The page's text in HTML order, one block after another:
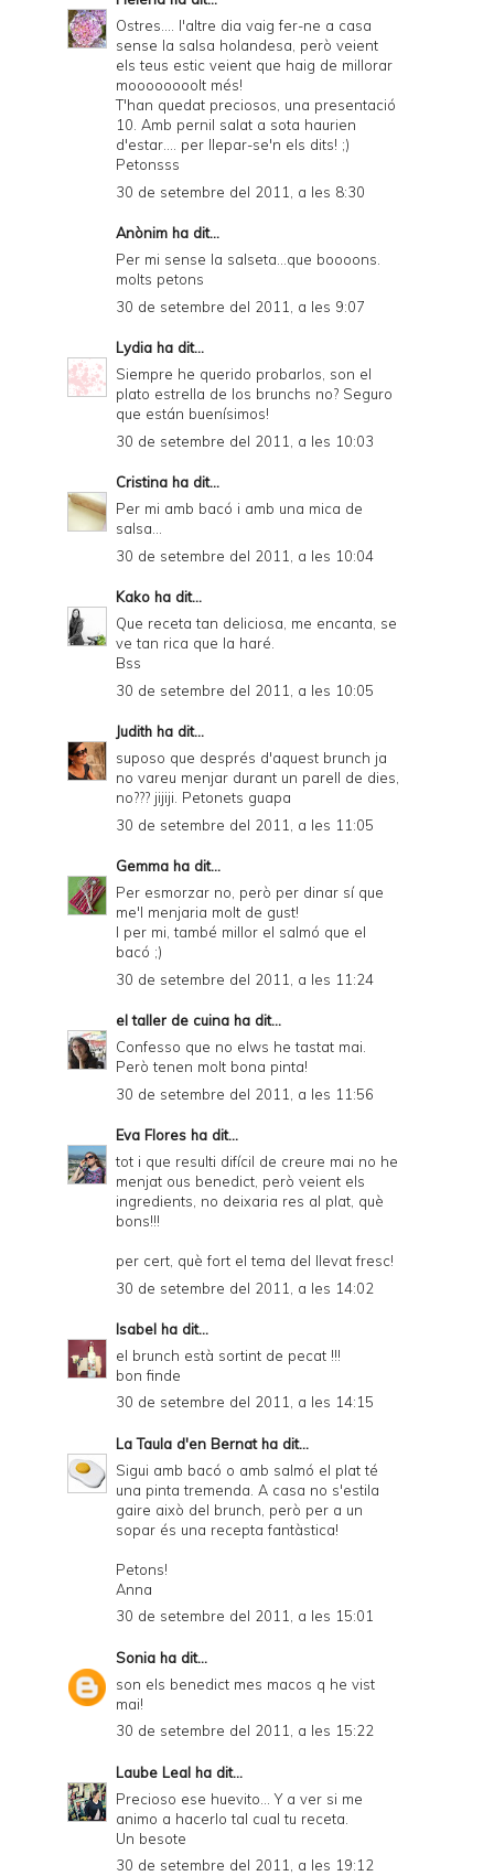
Ostres.... l'altre dia vaig fer-ne a casa
sense la salsa holandesa, però veient
els teus estic veient que haig de millorar
moooooooolt més!
T'han quedat preciosos, una presentació
10. Amb pernil salat a sota haurien
d'estar.... per llepar-se'n els dits! ;)
Petonsss
30 de setembre del 2011, a les 8:30
Anònim ha dit...
Per mi sense la salseta...que boooons.
molts petons
30 de setembre del 2011, a les 9:07
Lydia ha dit...
Siempre he querido probarlos, son el
plato estrella de los brunchs no? Seguro
que están buenísimos!
30 de setembre del 2011, a les 10:03
Cristina ha dit...
Per mi amb bacó i amb una mica de
salsa...
30 de setembre del 2011, a les 10:04
Kako ha dit...
Que receta tan deliciosa, me encanta, se
ve tan rica que la haré.
Bss
30 de setembre del 2011, a les 10:05
Judith ha dit...
suposo que després d'aquest brunch ja
no vareu menjar durant un parell de dies,
no??? jijiji. Petonets guapa
30 de setembre del 2011, a les 11:05
Gemma ha dit...
Per esmorzar no, però per dinar sí que
me'l menjaria molt de gust!
I per mi, també millor el salmó que el
bacó ;)
30 de setembre del 2011, a les 11:24
el taller de cuina ha dit...
Confesso que no elws he tastat mai.
Però tenen molt bona pinta!
30 de setembre del 2011, a les 11:56
Eva Flores ha dit...
tot i que resulti difícil de creure mai no he
menjat ous benedict, però veient els
ingredients, no deixaria res al plat, què
bons!!!
per cert, què fort el tema del llevat fresc!
30 de setembre del 2011, a les 14:02
Isabel ha dit...
el brunch està sortint de pecat !!!
bon finde
30 de setembre del 2011, a les 14:15
La Taula d'en Bernatha dit...
Sigui amb bacó o amb salmó el plat té
una pinta tremenda. A casa no s'estila
gaire això del brunch, però per a un
sopar és una recepta fantàstica!
Petons!
Anna
30 de setembre del 2011, a les 15:01
Sonia ha dit...
son els benedict mes macos q he vist
mai!
30 de setembre del 2011, a les 15:22
Laube Leal ha dit...
Precioso ese huevito... Y a ver si me
animo a hacerlo tal cual tu receta.
Un besote
30 de setembre del 2011, a les 19:12